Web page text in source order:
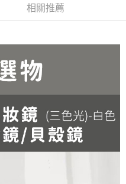
視為交易完成。
，但若您需要取消訂單，請聯絡
仍視為有效，需透過AFTEE先享
關疑問，請聯繫「AFTEE先享後付
support/home
AFTEE先享後付」服務完成之交
，並將交易相關給付款項請求債
費
費
運費
相關推薦